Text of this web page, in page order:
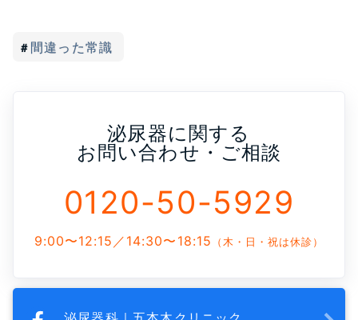
間違った常識
泌尿器に関する
お問い合わせ・ご相談
0120-50-5929
9:00〜12:15／14:30〜18:15 （木・日・祝は休診）